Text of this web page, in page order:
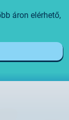
áron elérhető,